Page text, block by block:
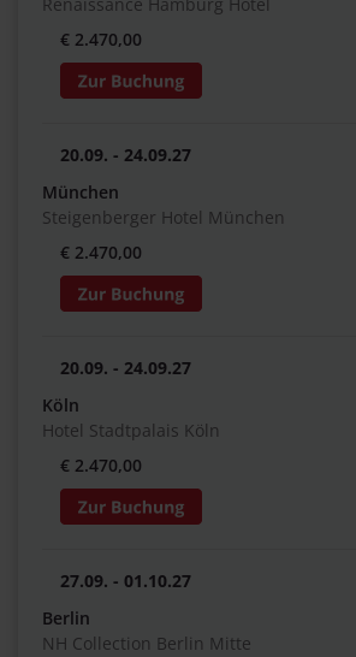
€ 2.470,00
20.09. - 24.09.27
München
Steigenberger Hotel München
€ 2.470,00
20.09. - 24.09.27
Köln
Hotel Stadtpalais Köln
€ 2.470,00
27.09. - 01.10.27
Berlin
NH Collection Berlin Mitte